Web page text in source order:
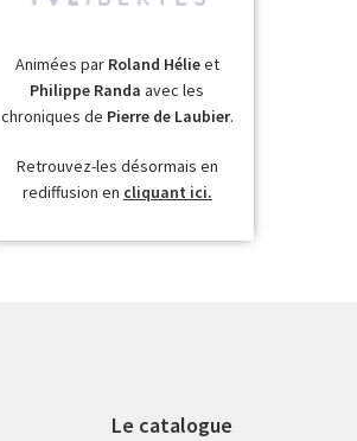
Animées par Roland Hélieet
Philippe Randa avec les
chroniques de Pierre de Laubier.
Retrouvez-les désormais en
rediffusion en cliquant ici.
Le catalogue